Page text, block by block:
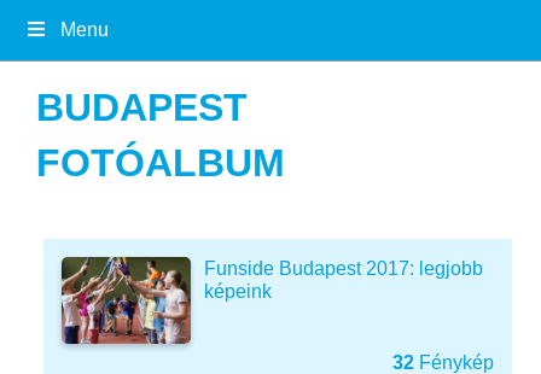
Menu
BUDAPEST
FOTÓALBUM
Funside Budapest 2017: legjobb
képeink
32Fénykép